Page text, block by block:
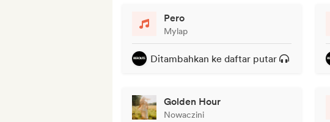
Pero
Mylap
Ditambahkan ke daftar putar
Golden Hour
Nowaczini